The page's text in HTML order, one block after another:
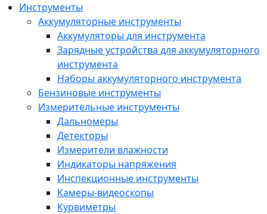
Инструменты
Аккумуляторные инструменты
Аккумуляторы для инструмента
Зарядные устройства для аккумуляторного
инструмента
Наборы аккумуляторного инструмента
Бензиновые инструменты
Измерительные инструменты
Дальномеры
Детекторы
Измерители влажности
Индикаторы напряжения
Инспекционные инструменты
Камеры-видеоскопы
Курвиметры